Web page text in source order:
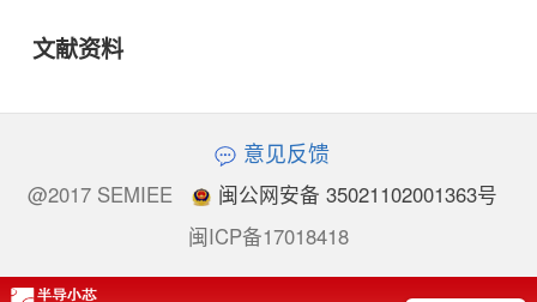
文献资料
意见反馈
@2017 SEMIEE
闽公网安备 35021102001363号
闽ICP备17018418